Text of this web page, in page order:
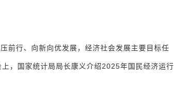
前行、向新向优发展，经济社会发展主要目标任
，国家统计局局长康义介绍2025年国民经济运行